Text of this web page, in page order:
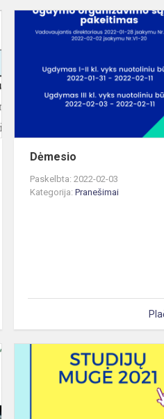
Dėmesio
Dėmesio
Paskelbta: 2022-02-03
Kategorija:Pranešimai
Norime